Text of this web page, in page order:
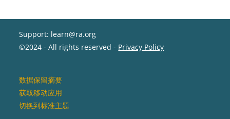
Support: learn@ra.org
©2024 - All rights reserved - Privacy Policy
‎数据保留摘要‎
获取移动应用
切换到标准主题